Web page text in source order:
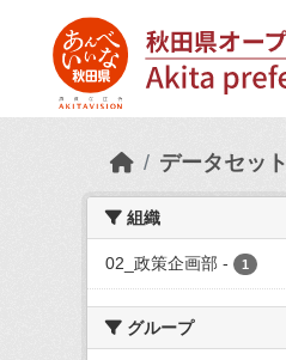
データセット
組織
02_政策企画部 - 1
グループ